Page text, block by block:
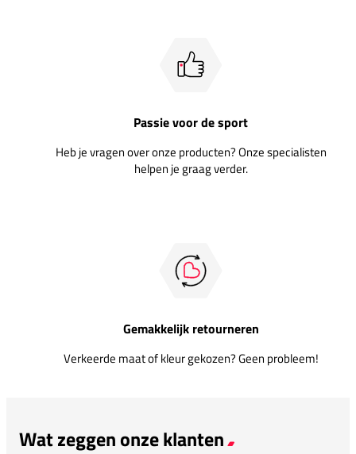
Passie voor de sport
Heb je vragen over onze producten? Onze specialisten
helpen je graag verder.
Gemakkelijk retourneren
Verkeerde maat of kleur gekozen? Geen probleem!
Wat zeggen onze klanten